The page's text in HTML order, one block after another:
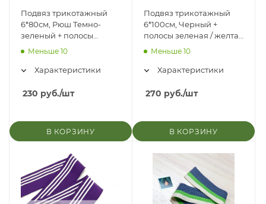
Подвяз трикотажный
6*80см, Рюш Темно-
зеленый + полосы
красные
Меньше 10
Характеристики
230 руб./шт
В КОРЗИНУ
Подвяз трикотажный
6*100см, Черный +
полосы зеленая / желтая
/ красная
Меньше 10
Характеристики
270 руб./шт
В КОРЗИНУ